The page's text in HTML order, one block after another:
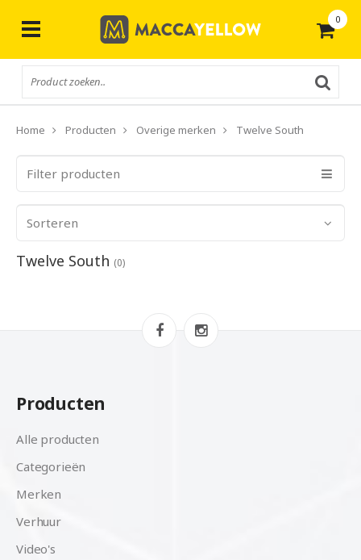
0
Home Producten Overige merken Twelve South
Filter producten
Sorteren
Twelve South (0)
Producten
Alle producten
Categorieën
Merken
Verhuur
Video's